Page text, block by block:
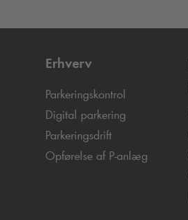
Erhverv
Parkeringskontrol
Digital parkering
Parkeringsdrift
Opførelse af P-anlæg